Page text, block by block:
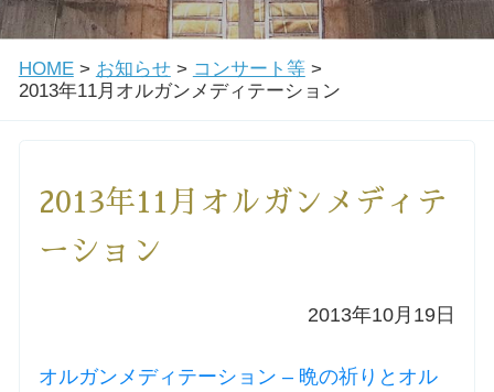
関口教会について
教会学校・中高生会
洗礼を希望される方
HOME> お知らせ> コンサート等>
2013年11月オルガンメディテーション
2013年11月オルガンメディテ
ーション
2013年10月19日
オルガンメディテーション – 晩の祈りとオル